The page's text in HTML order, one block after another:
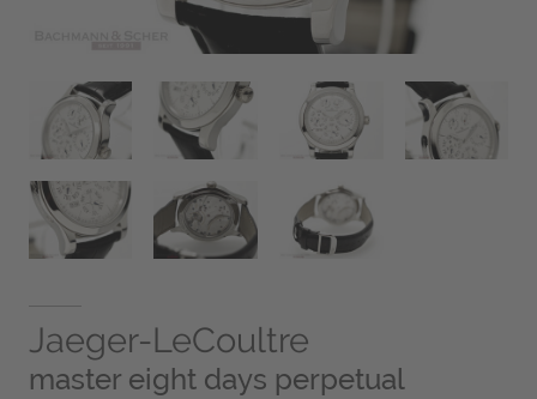
Jaeger-LeCoultre
master eight days perpetual